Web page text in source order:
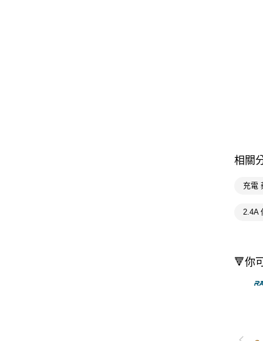
相關
充電
2.4A
🔻你